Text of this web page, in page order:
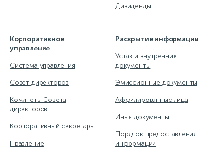
Дивиденды
Корпоративное
управление
Система управления
Совет директоров
Комитеты Совета
директоров
Корпоративный секретарь
Правление
Раскрытие информации
Устав и внутренние
документы
Эмиссионные документы
Аффилированные лица
Иные документы
Порядок предоставления
информации